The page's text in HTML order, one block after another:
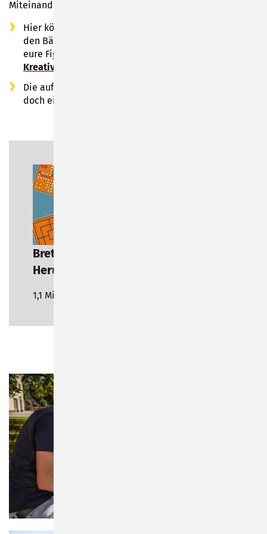
Miteinander.
Hier könnt ihr sogar Mühle und Schach spielen: auf
den Bänken finden sich die Spiele; bringt einfach
eure Figuren mit oder nutzt den Inhalt des
Kreativbeutels
Die aufgestellten Schirme spenden Schatten, falls es
doch einmal zu heiß wird.
Brettspielanleitungen zum
Herunterladen
1,1 MiB